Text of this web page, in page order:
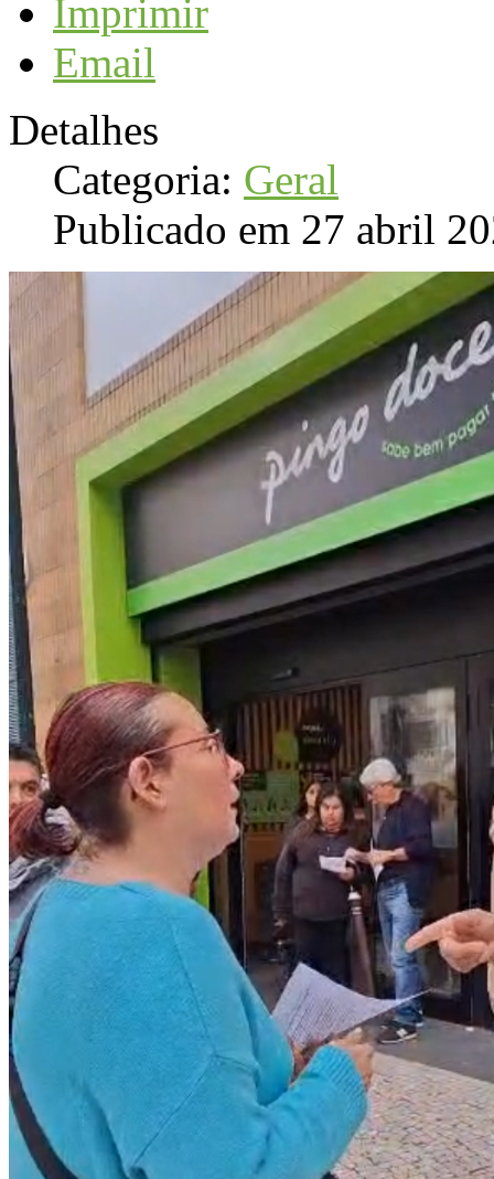
Imprimir
Email
Detalhes
Categoria: Geral
Publicado em 27 abril